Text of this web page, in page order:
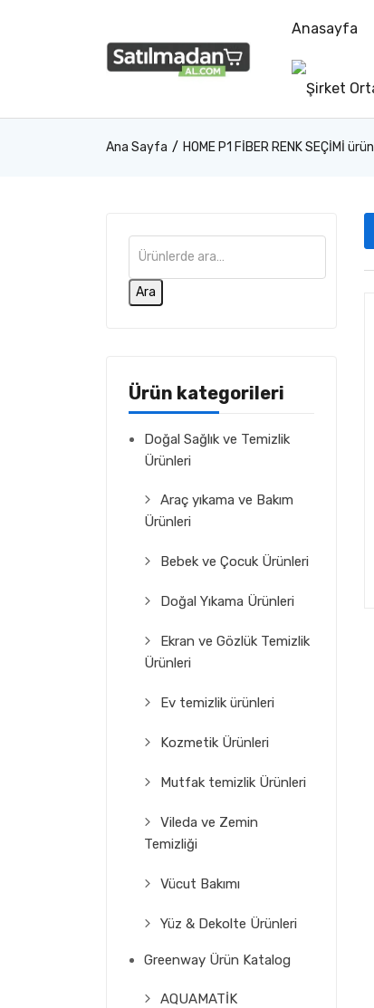
Anasayfa
Ana Sayfa HOME P1 FİBER RENK SEÇİMİ ürün
Ara
Ürün kategorileri
Doğal Sağlık ve Temizlik
Ürünleri
Araç yıkama ve Bakım
Ürünleri
Bebek ve Çocuk Ürünleri
Doğal Yıkama Ürünleri
Ekran ve Gözlük Temizlik
Ürünleri
Ev temizlik ürünleri
Kozmetik Ürünleri
Mutfak temizlik Ürünleri
Vileda ve Zemin
Temizliği
Vücut Bakımı
Yüz & Dekolte Ürünleri
Greenway Ürün Katalog
AQUAMATİK